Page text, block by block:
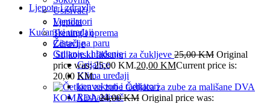
Usisivači
Ventilatori
Kućanski uređaji
Čistači na paru
Grijanje i hlađenje
Grijalice
Klima uređaji
konvektori i radijatori
Rashalđivač
Ljepota i zdravlje
Ljepota
Trening i oprema
Zdravlje
Silikonski fiksatori za čukljeve 25,00KM Original
price was: 25,00 KM.20,00 KMCurrent price is:
20,00 KM.
Četkica za zube za mališane DVA
KOMADA24,00KM Original price was: